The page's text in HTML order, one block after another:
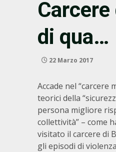
di qua…
22 Marzo 2017
Accade nel “carcere
teorici della
persona migliore
collettività” – come
visitato il carcere di
gli episodi di